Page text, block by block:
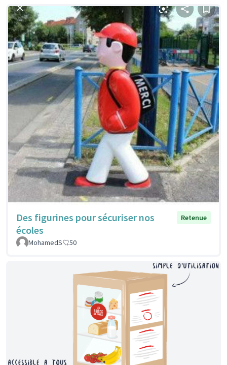
Des figurines pour sécuriser nos
écoles
Retenue
MohamedS 50